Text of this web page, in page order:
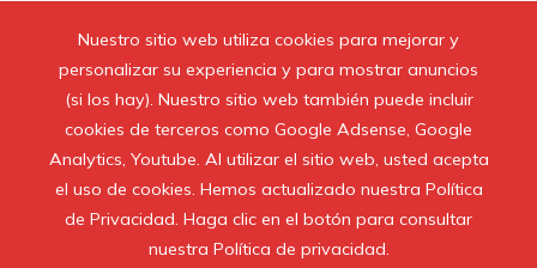
Nuestro sitio web utiliza cookies para mejorar y
personalizar su experiencia y para mostrar anuncios
(si los hay). Nuestro sitio web también puede incluir
cookies de terceros como Google Adsense, Google
Analytics, Youtube. Al utilizar el sitio web, usted acepta
el uso de cookies. Hemos actualizado nuestra Política
de Privacidad. Haga clic en el botón para consultar
nuestra Política de privacidad.
© 2020 Todos los derechos reservados.